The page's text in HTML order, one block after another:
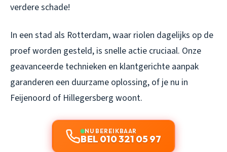
verdere schade!
In een stad als Rotterdam, waar riolen dagelijks op de
proef worden gesteld, is snelle actie cruciaal. Onze
geavanceerde technieken en klantgerichte aanpak
garanderen een duurzame oplossing, of je nu in
Feijenoord of Hillegersberg woont.
NU BEREIKBAAR
BEL 010 321 05 97